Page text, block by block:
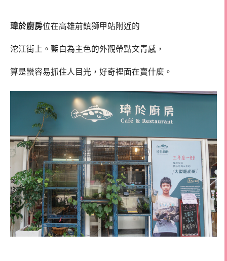
瑋於廚房位在高雄前鎮獅甲站附近的
沱江街上。藍白為主色的外觀帶點文青感，
算是蠻容易抓住人目光，好奇裡面在賣什麼。